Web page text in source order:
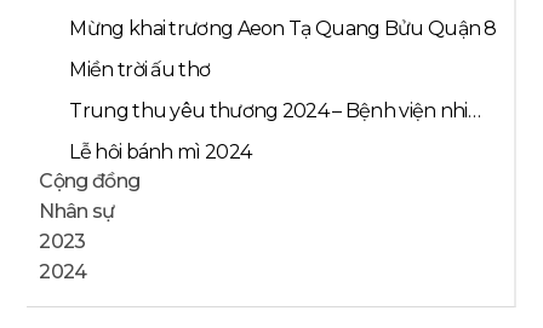
Mừng khai trương Aeon Tạ Quang Bửu Quận 8
Miền trời ấu thơ
Trung thu yêu thương 2024 – Bệnh viện nhi
đồng 1 & Bệnh viện ung bướu
Lễ hội bánh mì 2024
Phiên chợ 0 đồng – Bệnh viện nhi đồng
Mừng ngày 8/3 – Trường Cao Đẳng Hậu Cần 2
Sự kiện tại Vạn Hạnh Mall
Cộng đồng
Nhân sự
2023
2024